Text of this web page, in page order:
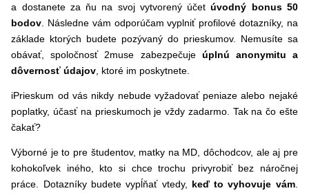
a dostanete za ňu na svoj vytvorený účetúvodný bonus 50
bodov . Následne vám odporúčam vyplniť profilové dotazníky, na
základe ktorých budete pozývaný do prieskumov. Nemusíte sa
obávať, spoločnosť 2muse zabezpečujeúplnú anonymitu a
dôvernosť údajov , ktoré im poskytnete.
iPrieskum od vás nikdy nebude vyžadovať peniaze alebo nejaké
poplatky, účasť na prieskumoch je vždy zadarmo. Tak na čo ešte
čakať?
Výborné je to pre študentov, matky na MD, dôchodcov, ale aj pre
kohokoľvek iného, kto si chce trochu privyrobiť bez náročnej
práce. Dotazníky budete vypĺňať vtedy, keď to vyhovuje vám.